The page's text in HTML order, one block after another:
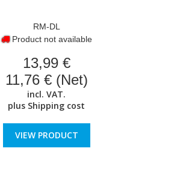
RM-DL
Product not available
13,99 €
11,76 € (Net)
incl. VAT.
plus Shipping cost
VIEW PRODUCT